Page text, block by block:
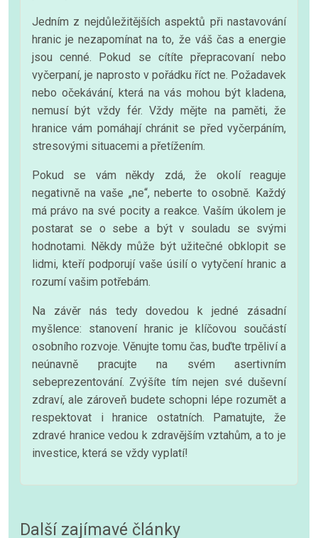
Jedním z nejdůležitějších aspektů při nastavování
hranic je nezapomínat na to, že váš čas a energie
jsou cenné. Pokud se cítíte přepracovaní nebo
vyčerpaní, je naprosto v pořádku říct ne. Požadavek
nebo očekávání, která na vás mohou být kladena,
nemusí být vždy fér. Vždy mějte na paměti, že
hranice vám pomáhají chránit se před vyčerpáním,
stresovými situacemi a přetížením.
Pokud se vám někdy zdá, že okolí reaguje
negativně na vaše „ne“, neberte to osobně. Každý
má právo na své pocity a reakce. Vaším úkolem je
postarat se o sebe a být v souladu se svými
hodnotami. Někdy může být užitečné obklopit se
lidmi, kteří podporují vaše úsilí o vytyčení hranic a
rozumí vašim potřebám.
Na závěr nás tedy dovedou k jedné zásadní
myšlence: stanovení hranic je klíčovou součástí
osobního rozvoje. Věnujte tomu čas, buďte trpěliví a
neúnavně pracujte na svém asertivním
sebeprezentování. Zvýšíte tím nejen své duševní
zdraví, ale zároveň budete schopni lépe rozumět a
respektovat i hranice ostatních. Pamatujte, že
zdravé hranice vedou k zdravějším vztahům, a to je
investice, která se vždy vyplatí!
Další zajímavé články